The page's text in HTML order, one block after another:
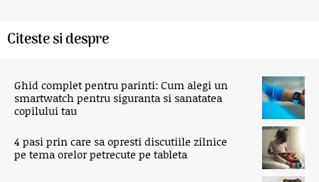
Citeste si despre
Ghid complet pentru parinti: Cum alegi un
smartwatch pentru siguranta si sanatatea
copilului tau
4 pasi prin care sa opresti discutiile zilnice
pe tema orelor petrecute pe tableta